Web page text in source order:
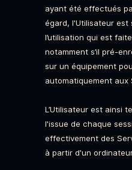
ayant été effectués
égard, l'Utilisateur est
l’utilisation qui est
notamment s’il pré-
sur un équipement
automatiquement aux
L’Utilisateur est ainsi
l'issue de chaque
effectivement des
à partir d'un